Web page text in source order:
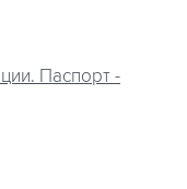
Паспорт -